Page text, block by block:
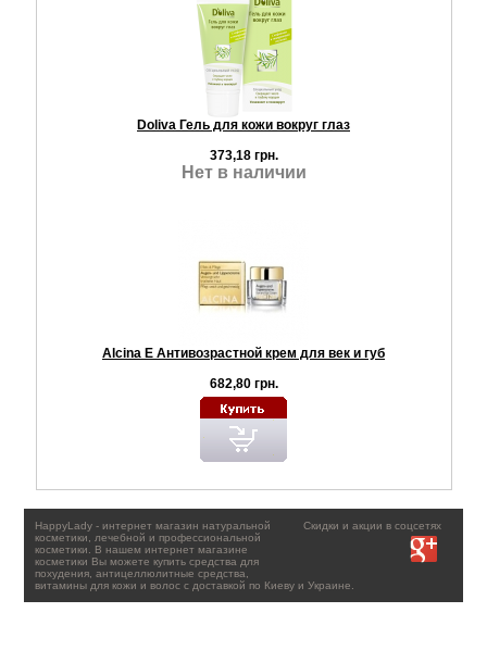
Doliva Гель для кожи вокруг глаз
373,18 грн.
Нет в наличии
Alcina E Антивозрастной крем для век и губ
682,80 грн.
Скидки и акции в соцсетях
HappyLady - интернет магазин натуральной
косметики, лечебной и профессиональной
косметики. В нашем интернет магазине
косметики Вы можете купить средства для
похудения, антицеллюлитные средства,
витамины для кожи и волос с доставкой по Киеву и Украине.